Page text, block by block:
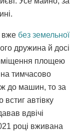
вже без земельної
дружина й досі
площею
тимчасово
ж до машин, то за
автівку
вдвічі
році вживана